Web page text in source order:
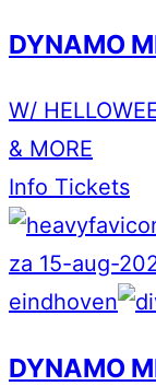
DYNAMO
W/
& MORE
Info Tickets
za 15-aug-
eindhoven
DYNAMO